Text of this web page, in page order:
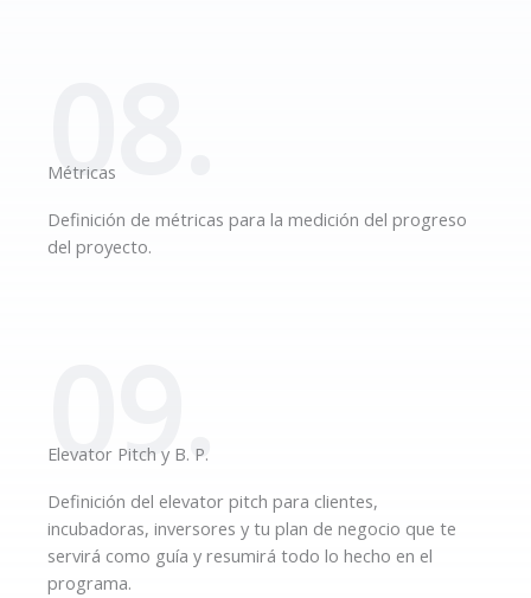
08.
Métricas
Definición de métricas para la medición del progreso
del proyecto.
09.
Elevator Pitch y B. P.
Definición del elevator pitch para clientes,
incubadoras, inversores y tu plan de negocio que te
servirá como guía y resumirá todo lo hecho en el
programa.